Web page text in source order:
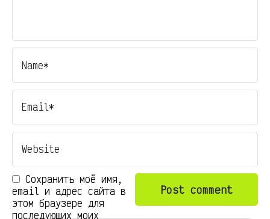
Сохранить моё имя,
email и адрес сайта в
этом браузере для
последующих моих